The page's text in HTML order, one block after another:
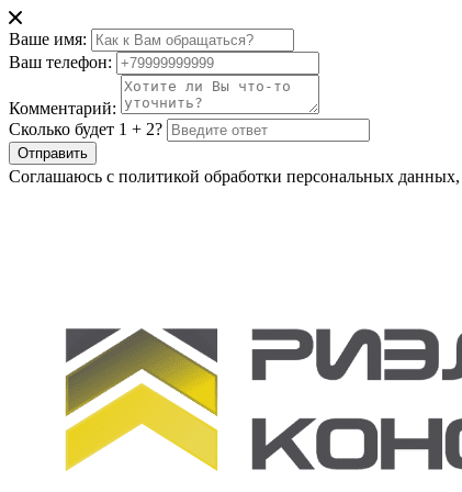
Ваше имя:
Ваш телефон:
Комментарий:
Сколько будет 1 + 2?
Отправить
Соглашаюсь с политикой обработки персональных данных,